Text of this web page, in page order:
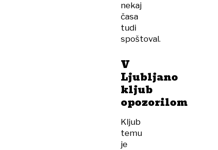
nekaj
časa
tudi
spoštoval.
V
Ljubljano
kljub
opozorilom
Kljub
temu
je